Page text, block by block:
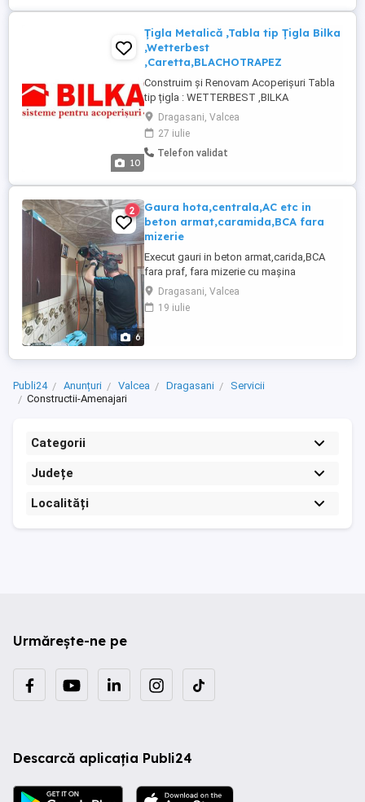
10
Țigla Metalică ,Tabla tip Țigla Bilka
,Wetterbest
,Caretta,BLACHOTRAPEZ
Construim și Renovam Acoperișuri Tabla
tip țigla : WETTERBEST ,BILKA
,CARETTA,BLACHOTRAPEZ Prin IDM ROOF
SRL beneficiați de: Măsurători gratuite
realizate de agenții nostri Consultanta de
spacialitate Transport GRATUIT (In 48
lemn,Șipca metalică pentru gard ...
Dragasani, Valcea
27 iulie
Telefon validat
6
2
Gaura hota,centrala,AC etc in
beton armat,caramida,BCA fara
mizerie
Execut gauri in beton armat,carida,BCA
fara praf, fara mizerie cu mașina
profesională pt
hota,centrala,canalizare,ventilație,aer
condiționat cu diferite dimensiuni de
pt canalizare sau eu știu pt ce dorește
Dragasani, Valcea
19 iulie
Publi24 Anunțuri Valcea Dragasani
Servicii
Constructii-Amenajari
Categorii
Județe
Localități
Urmărește-ne pe
Descarcă aplicația Publi24